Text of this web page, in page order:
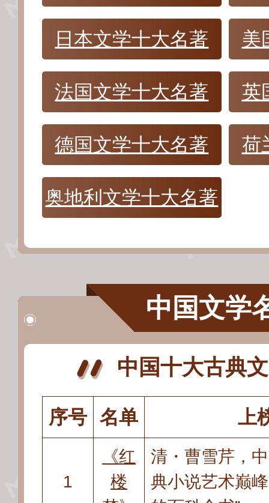
日本文学十大名著 美
法国文学十大名著 英
德国文学十大名著 荷
奥地利文学十大名著
中国文学
中国十大古典
序号 名单 上
1
《红
楼
清・曹雪芹 ，
典小说艺术巅峰